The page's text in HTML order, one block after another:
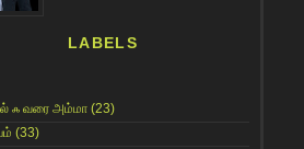
LABELS
ஃ வரை அம்மா (23)
(33)